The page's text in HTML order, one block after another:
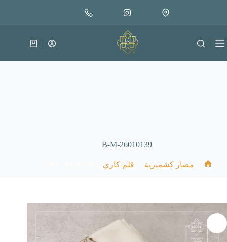
متوفر في المخزون
إضافة إلى السلة
عربة
B-M-26010139
مصار كشميرية قلم كاري